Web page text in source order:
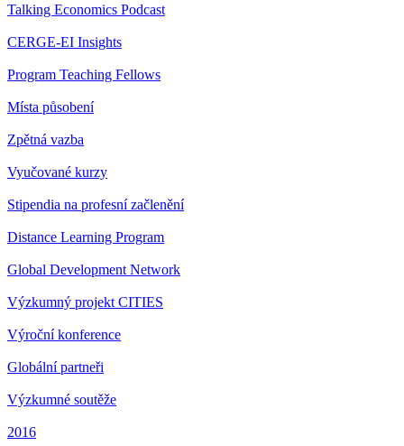
Talking Economics Podcast
CERGE-EI Insights
Program Teaching Fellows
Místa působení
Zpětná vazba
Vyučované kurzy
Stipendia na profesní začlenění
Distance Learning Program
Global Development Network
Výzkumný projekt CITIES
Výroční konference
Globální partneři
Výzkumné soutěže
2016